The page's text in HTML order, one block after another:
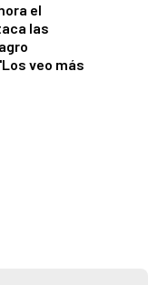
el
las
veo más